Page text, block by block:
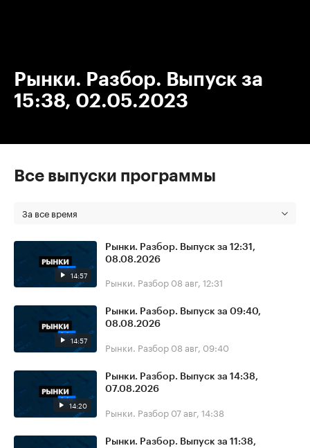
Рынки. Разбор. Выпуск за
15:38, 02.05.2023
Все выпуски программы
За все время
14:57
Рынки. Разбор. Выпуск за 12:31,
08.08.2026
Рынки. Разбор 08 авг, 12:31
14:57
Рынки. Разбор. Выпуск за 09:40,
08.08.2026
Рынки. Разбор 08 авг, 09:40
14:20
Рынки. Разбор. Выпуск за 14:38,
07.08.2026
Рынки. Разбор 07 авг, 14:38
Рынки. Разбор. Выпуск за 11:38,